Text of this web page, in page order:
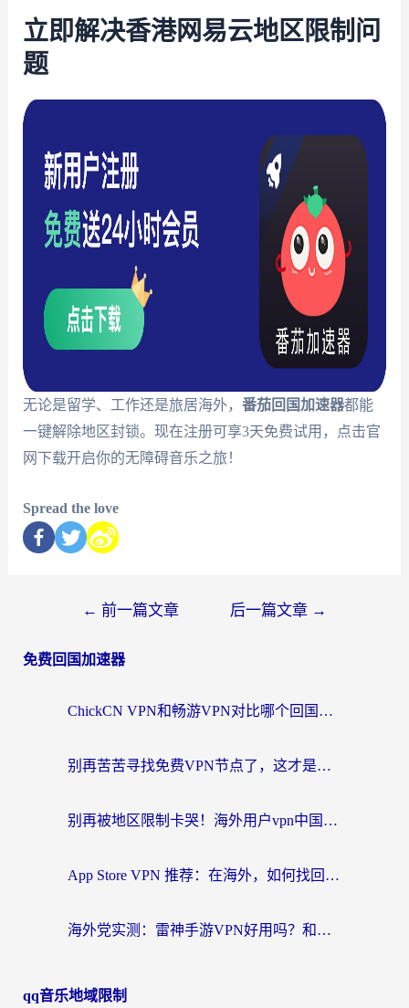
立即解决香港网易云地区限制问
题
无论是留学、工作还是旅居海外， 番茄回国加速器都能
一键解除地区封锁。现在注册可享3天免费试用，点击官
网下载开启你的无障碍音乐之旅！
Spread the love
← 前一篇文章 后一篇文章 →
免费回国加速器
ChickCN VPN和畅游VPN对比哪个回国效果更好？海外党必看的回国加速器选择指南
别再苦苦寻找免费VPN节点了，这才是海外访问国内资源的正确姿势
别再被地区限制卡哭！海外用户vpn中国下载全攻略，无缝刷剧办公社交
App Store VPN 推荐：在海外，如何找回那扇回家的“任意门”？
海外党实测：雷神手游VPN好用吗？和闪电VPN对比哪个回国效果更好？附小众工具深度测评
qq音乐地域限制